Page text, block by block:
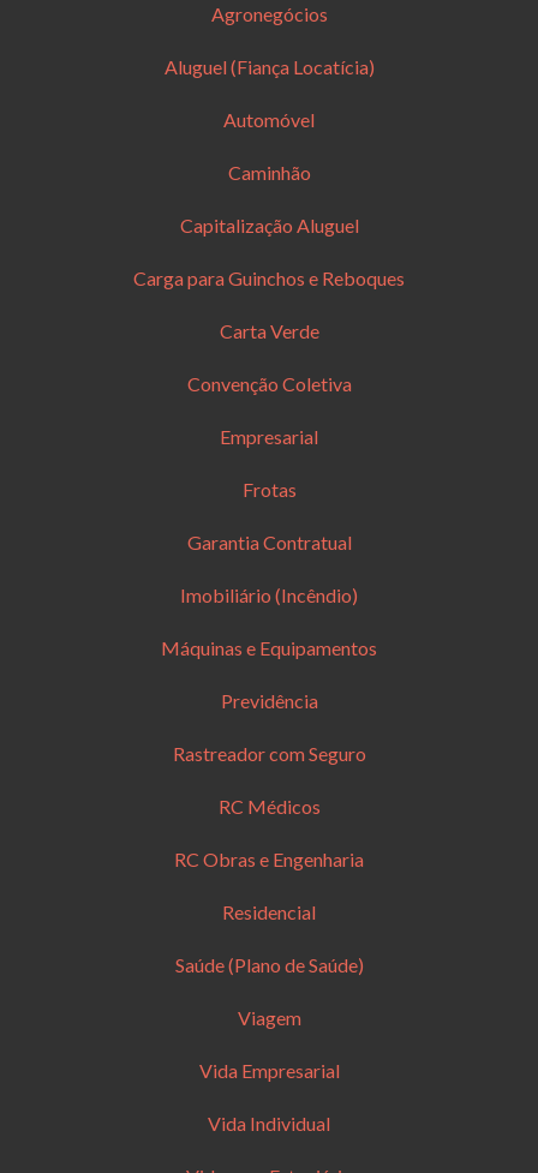
Agronegócios
Aluguel (Fiança Locatícia)
Automóvel
Caminhão
Capitalização Aluguel
Carga para Guinchos e Reboques
Carta Verde
Convenção Coletiva
Empresarial
Frotas
Garantia Contratual
Imobiliário (Incêndio)
Máquinas e Equipamentos
Previdência
Rastreador com Seguro
RC Médicos
RC Obras e Engenharia
Residencial
Saúde (Plano de Saúde)
Viagem
Vida Empresarial
Vida Individual